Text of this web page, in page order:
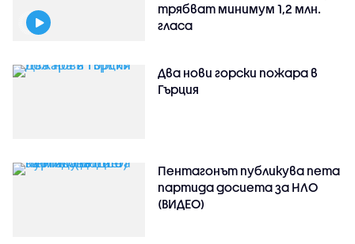
трябват минимум 1,2 млн.
гласа
Два нови горски пожара в
Гърция
Пентагонът публикува пета
партида досиета за НЛО
(ВИДЕО)